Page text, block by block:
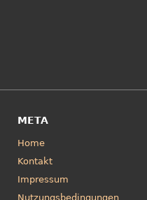
META
Home
Kontakt
Impressum
Nutzungsbedingungen